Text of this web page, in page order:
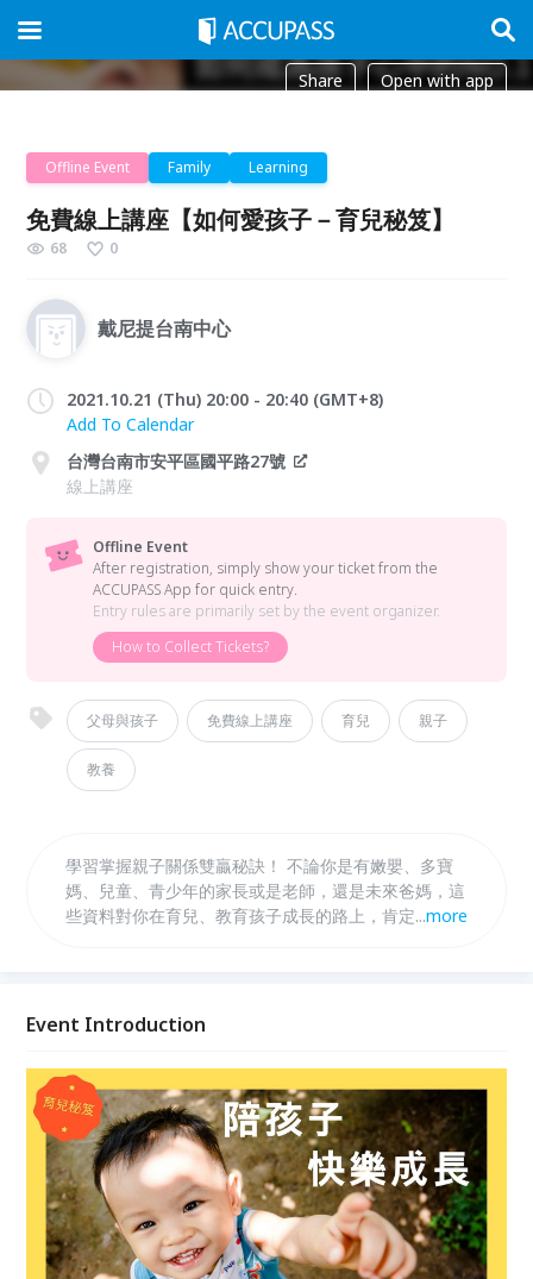
Share Open with app
Offline Event Family Learning
免費線上講座【如何愛孩子－育兒秘笈】
68 0
戴尼提台南中心
2021.10.21 (Thu) 20:00 - 20:40 (GMT+8)
Add To Calendar
台灣台南市安平區國平路27號
線上講座
Offline Event
After registration, simply show your ticket from the
ACCUPASS App for quick entry.
Entry rules are primarily set by the event organizer.
How to Collect Tickets?
父母與孩子 免費線上講座 育兒 親子
教養
學習掌握親子關係雙贏秘訣！ 不論你是有嫩嬰、多寶
媽、兒童、青少年的家長或是老師，還是未來爸媽，這
些資料對你在育兒、教育孩子成長的路上，肯定實質加
...more
Event Introduction